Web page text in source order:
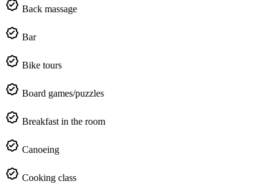
Back massage
Bar
Bike tours
Board games/puzzles
Breakfast in the room
Canoeing
Cooking class